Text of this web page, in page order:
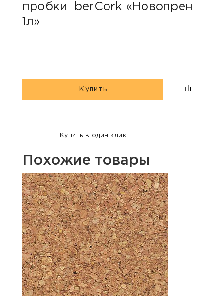
пробки IberCork «Новопрен
1л»
Купить
Купить в один клик
Похожие товары